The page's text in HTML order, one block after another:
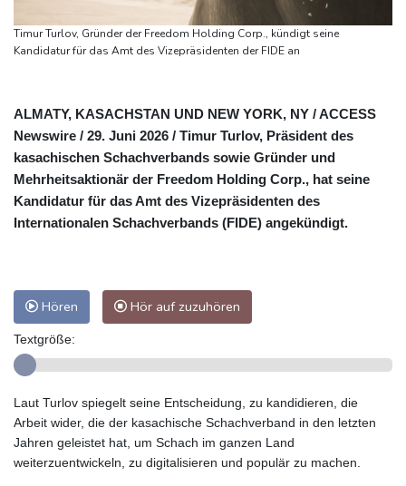
Timur Turlov, Gründer der Freedom Holding Corp., kündigt seine
Kandidatur für das Amt des Vizepräsidenten der FIDE an
ALMATY, KASACHSTAN UND NEW YORK, NY / ACCESS
Newswire / 29. Juni 2026 / Timur Turlov, Präsident des
kasachischen Schachverbands sowie Gründer und
Mehrheitsaktionär der Freedom Holding Corp., hat seine
Kandidatur für das Amt des Vizepräsidenten des
Internationalen Schachverbands (FIDE) angekündigt.
Hören Hör auf zuzuhören
Textgröße:
Laut Turlov spiegelt seine Entscheidung, zu kandidieren, die
Arbeit wider, die der kasachische Schachverband in den letzten
Jahren geleistet hat, um Schach im ganzen Land
weiterzuentwickeln, zu digitalisieren und populär zu machen.